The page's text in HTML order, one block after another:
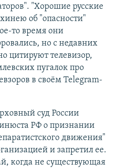
"Хорошие русские
об "опасности"
то время они
но с недавних
цитируют телевизор,
пугалок про
в своём Telegram-
суд России
РФ о признании
движения"
и запретил ее.
когда не существующая